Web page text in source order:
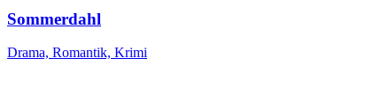
Sommerdahl
Drama, Romantik, Krimi